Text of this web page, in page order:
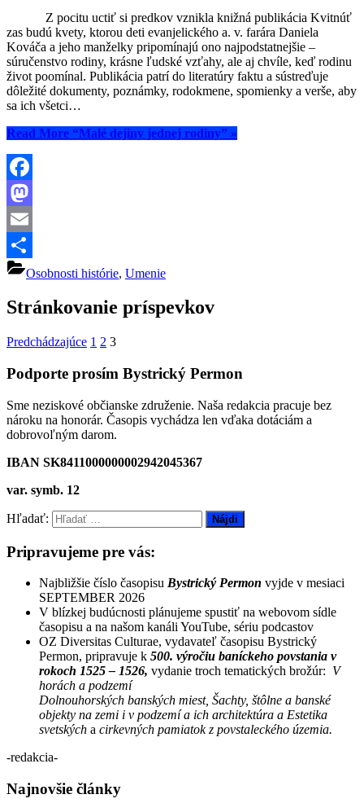
Z pocitu uctiť si predkov vznikla knižná publikácia Kvitnúť
zas budú kvety, ktorou deti evanjelického a. v. farára Daniela
Kováča a jeho manželky pripomínajú ono najpodstatnejšie –
súručenstvo rodiny, krásne ľudské vzťahy, ale aj chvíle, keď rodinu
život poomínal. Publikácia patrí do literatúry faktu a sústreďuje
dôležité dokumenty, poznámky, rodokmene, spomienky a verše, aby
sa ich všetci…
Read More “Malé dejiny jednej rodiny” »
Facebook
Mastodon
Email
ShareOsobnosti histórie, Umenie
Stránkovanie príspevkov
Predchádzajúce 1 2 3
Podporte prosím Bystrický Permon
Sme neziskové občianske združenie. Naša redakcia pracuje bez
nároku na honorár. Časopis vychádza len vďaka dotáciám a
dobrovoľným darom.
IBAN SK8411000000002942045367
var. symb. 12
Hľadať:
Pripravujeme pre vás:
Najbližšie číslo časopisu Bystrický Permon vyjde v mesiaci
SEPTEMBER 2026
V blízkej budúcnosti plánujeme spustiť na webovom sídle
časopisu a na našom kanáli YouTube, sériu podcastov
OZ Diversitas Culturae, vydavateľ časopisu Bystrický
Permon, pripravuje k 500. výročiu baníckeho povstania v
rokoch 1525 – 1526, vydanie troch tematických brožúr: V
horách a podzemí
Dolnouhorských banských miest, Šachty, štôlne a banské
objekty na zemi i v podzemí a ich architektúra a Estetika
svetských a cirkevných pamiatok z povstaleckého územia.
-redakcia-
Najnovšie články